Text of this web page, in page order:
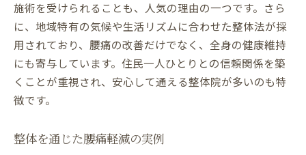
施術を受けられることも、人気の理由の一つです。さら
に、地域特有の気候や生活リズムに合わせた整体法が採
用されており、腰痛の改善だけでなく、全身の健康維持
にも寄与しています。住民一人ひとりとの信頼関係を築
くことが重視され、安心して通える整体院が多いのも特
徴です。
整体を通じた腰痛軽減の実例